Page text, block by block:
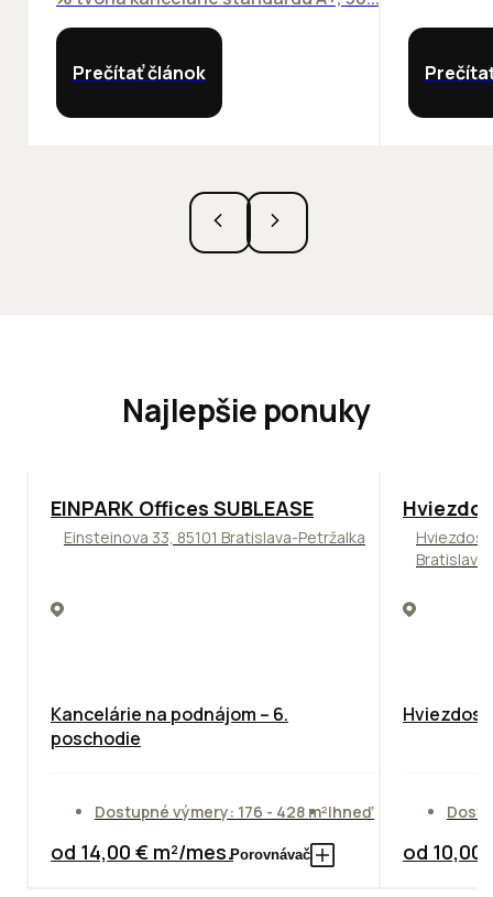
Prečítať článok
Najlepšie ponuky
TOP ODPORÚČAME
EINPARK Offices SUBLEASE
Einsteinova 33, 85101 Bratislava-Petržalka
Kancelárie na podnájom – 6.
poschodie
Dostupné výmery: 176 - 428 m²Ihneď
od 14,00 € m²/mes.Porovnávač od 10,00